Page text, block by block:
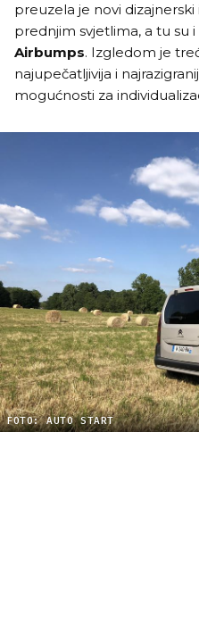
preuzela je novi dizajnerski
prednjim svjetlima, a tu su
Airbumps. Izgledom je
najupečatljivija i
mogućnosti za
FOTO: AUTO START